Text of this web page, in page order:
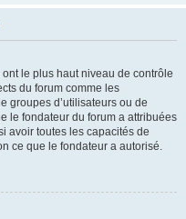
le plus haut niveau de contrôle
du forum comme les
groupes d’utilisateurs ou de
le fondateur du forum a attribuées
avoir toutes les capacités de
ce que le fondateur a autorisé.